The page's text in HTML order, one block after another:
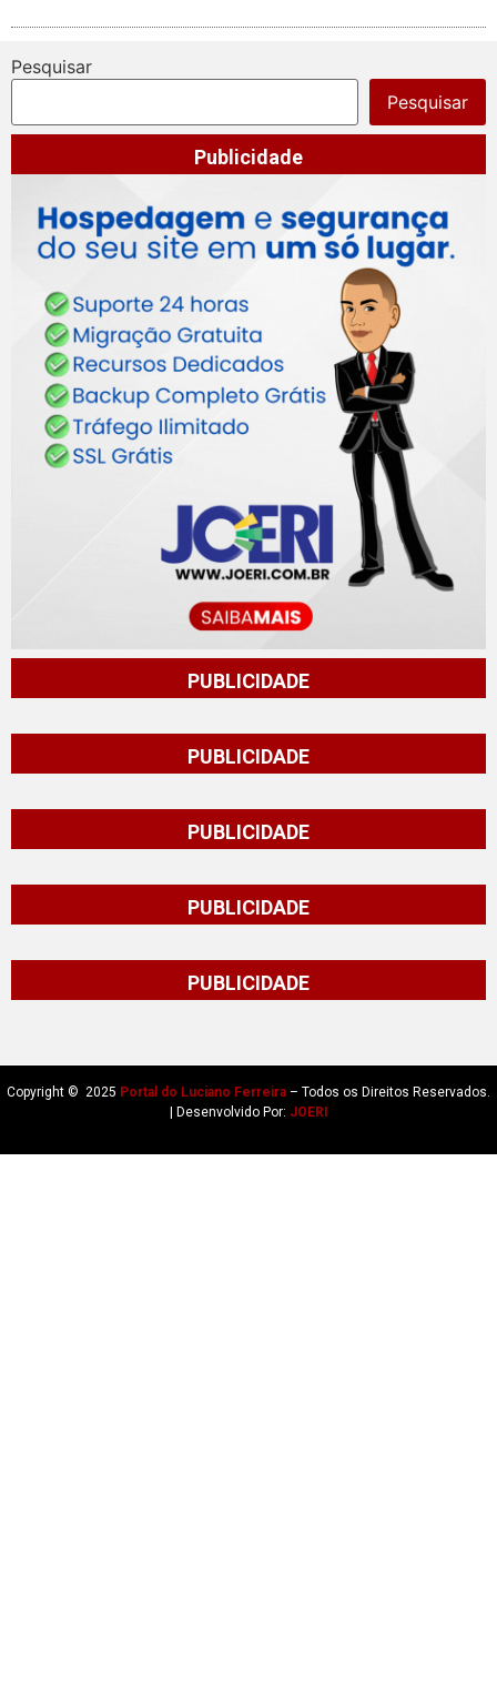
Pesquisar
Pesquisar
Publicidade
PUBLICIDADE
PUBLICIDADE
PUBLICIDADE
PUBLICIDADE
PUBLICIDADE
Copyright © 2025 Portal do Luciano Ferreira – Todos os Direitos Reservados.
| Desenvolvido Por: JOERI